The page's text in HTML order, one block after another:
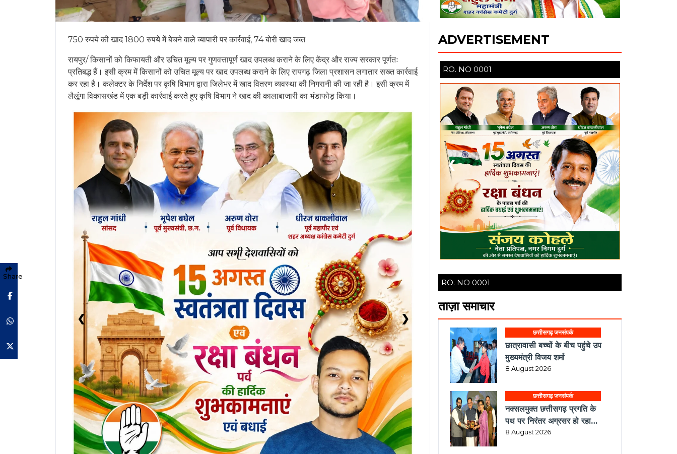
750 रुपये की खाद 1800 रुपये में बेचने वाले व्यापारी पर कार्रवाई, 74 बोरी खाद जब्त
रायपुर/ किसानों को किफायती और उचित मूल्य पर गुणवत्तापूर्ण खाद उपलब्ध कराने के लिए केंद्र और राज्य सरकार पूर्णतः
प्रतिबद्ध हैं। इसी क्रम में किसानों को उचित मूल्य पर खाद उपलब्ध कराने के लिए रायगढ़ जिला प्रशासन लगातार सख्त कार्रवाई
कर रहा है। कलेक्टर के निर्देश पर कृषि विभाग द्वारा जिलेभर में खाद वितरण व्यवस्था की निगरानी की जा रही है। इसी क्रम में
लैलूंगा विकासखंड में एक बड़ी कार्रवाई करते हुए कृषि विभाग ने खाद की कालाबाजारी का भंडाफोड़ किया।
❮ ❯
ADVERTISEMENT
❮ ❯
RO. NO 0001
ताज़ा समाचार
मुख्यमंत्री विजय शर्मा
8 August 2026
पथ पर निरंतर अग्रसर हो रहा
-मुख्यमंत्री साय
8 August 2026
Share
Facebook
Whatsapp
Twitter